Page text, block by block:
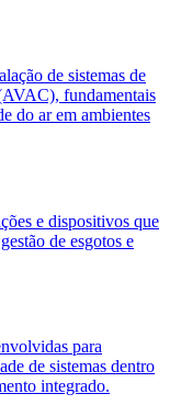
de sistemas de
fundamentais
do ar em ambientes
e dispositivos que
de esgotos e
para
de sistemas dentro
integrado.